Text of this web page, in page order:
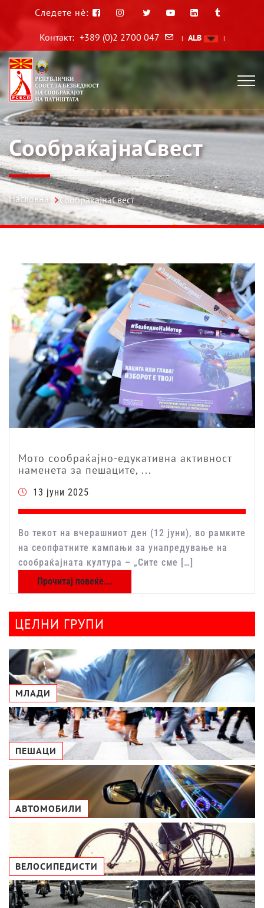
Следете нè:
Контакт: +389 (0)2 2700 047 | ALB |
СообраќајнаСвест
Насловна СообраќајнаСвест
Мото сообраќајно-едукативна активност
наменета за пешаците, ...
13 јуни 2025
Во текот на вчерашниот ден (12 јуни), во рамките
на сеопфатните кампањи за унапредување на
сообраќајната култура – „Сите сме […]
Прочитај повеќе...
ЦЕЛНИ ГРУПИ
МЛАДИ
ПЕШАЦИ
АВТОМОБИЛИ
ВЕЛОСИПЕДИСТИ